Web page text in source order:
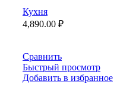
Кухня
4,890.00 ₽
Сравнить
Быстрый просмотр
Добавить в избранное